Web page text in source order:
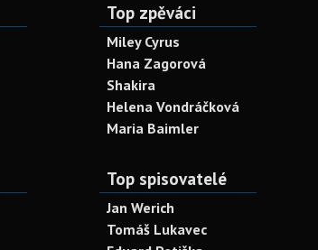
Top zpěváci
Miley Cyrus
Hana Zagorová
Shakira
Helena Vondráčková
Maria Baimler
Top spisovatelé
Jan Werich
Tomáš Lukavec